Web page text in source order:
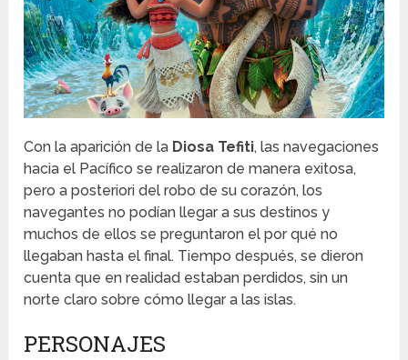
Con la aparición de la Diosa Tefiti, las navegaciones
hacia el Pacífico se realizaron de manera exitosa,
pero a posteriori del robo de su corazón, los
navegantes no podían llegar a sus destinos y
muchos de ellos se preguntaron el por qué no
llegaban hasta el final. Tiempo después, se dieron
cuenta que en realidad estaban perdidos, sin un
norte claro sobre cómo llegar a las islas.
PERSONAJES